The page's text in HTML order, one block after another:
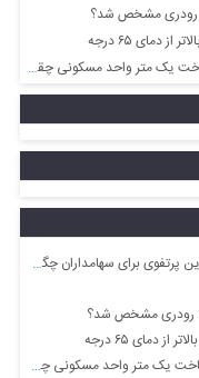
رودری مشخص شد؟
۶۵ درجه
برای سهامداران چگونه خواهد بود؟
رودری مشخص شد؟
دمای ۶۵ درجه